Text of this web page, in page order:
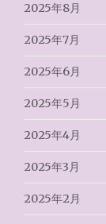
2025年8月
2025年7月
2025年6月
2025年5月
2025年4月
2025年3月
2025年2月